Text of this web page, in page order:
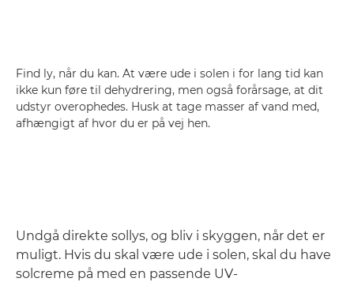
Find ly, når du kan. At være ude i solen i for lang tid kan
ikke kun føre til dehydrering, men også forårsage, at dit
udstyr overophedes. Husk at tage masser af vand med,
afhængigt af hvor du er på vej hen.
Undgå direkte sollys, og bliv i skyggen, når det er
muligt. Hvis du skal være ude i solen, skal du have
solcreme på med en passende UV-